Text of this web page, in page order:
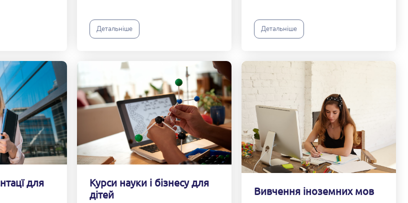
Детальніше Детальніше
для
Курси науки і бізнесу для
дітей
Вивчення іноземних мов